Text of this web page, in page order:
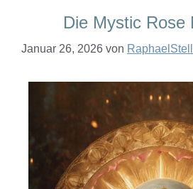
Die Mystic Rose
Januar 26, 2026 von